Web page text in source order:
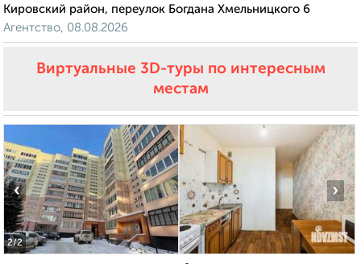
Кировский район, переулок Богдана Хмельницкого 6
Агентство, 08.08.2026
Виртуальные 3D-туры по интересным
местам
2/2
‹ ›